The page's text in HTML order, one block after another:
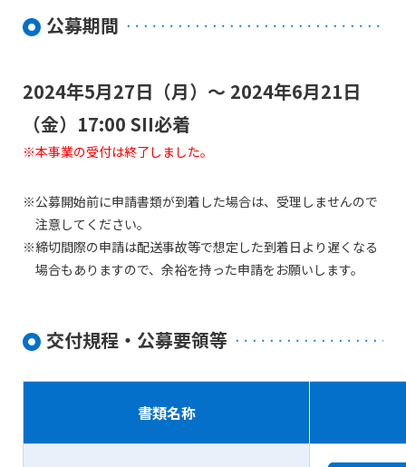
公募期間
2024年5月27日（月）～ 2024年6月21日
（金）17:00 SII必着
本事業の受付は終了しました。
公募開始前に申請書類が到着した場合は、受理しませんので
注意してください。
締切間際の申請は配送事故等で想定した到着日より遅くなる
場合もありますので、余裕を持った申請をお願いします。
交付規程・公募要領等
書類名称